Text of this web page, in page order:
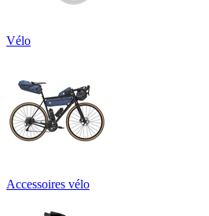
Vélo
Accessoires vélo